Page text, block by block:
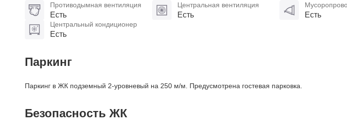
Противодымная вентиляция
Есть
Центральная вентиляция
Есть Есть
Центральный кондиционер
Есть
Паркинг
Паркинг в ЖК подземный 2-уровневый на 250 м/м. Предусмотрена гостевая парковка.
Безопасность ЖК